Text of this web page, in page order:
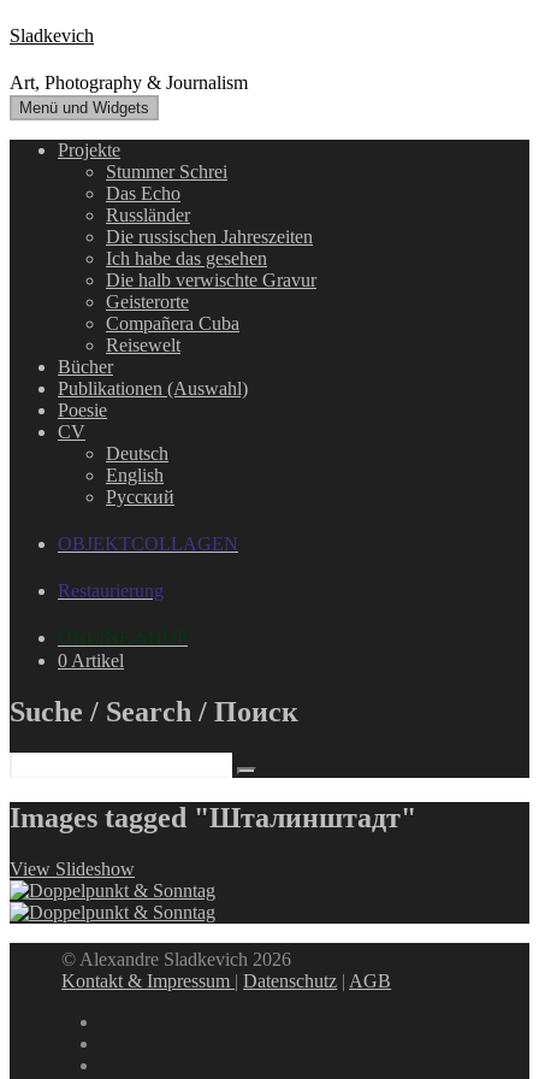
Zum
Inhalt
springen
Sladkevich
Art, Photography & Journalism
Menü und Widgets
Projekte
Stummer Schrei
Das Echo
Russländer
Die russischen Jahreszeiten
Ich habe das gesehen
Die halb verwischte Gravur
Geisterorte
Compañera Cuba
Reisewelt
Bücher
Publikationen (Auswahl)
Poesie
CV
Deutsch
English
Русский
OBJEKTCOLLAGEN
Restaurierung
ONLINE-SHOP
0 Artikel
Suche / Search / Поиск
Images tagged "Шталинштадт"
View Slideshow
© Alexandre Sladkevich 2026
Kontakt & Impressum |Datenschutz | AGB